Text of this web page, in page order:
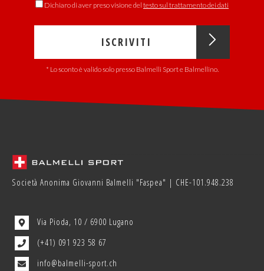
Dichiaro di aver preso visione del testo sul trattamento dei dati
ISCRIVITI
* Lo sconto è valido solo presso Balmelli Sport e Balmellino.
Società Anonima Giovanni Balmelli "Faspea" | CHE-101.948.238
Via Pioda, 10 / 6900 Lugano
(+41) 091 923 58 67
info@balmelli-sport.ch